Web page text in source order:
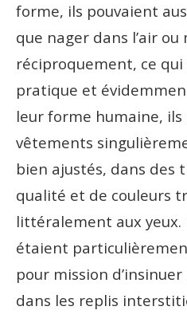
forme, ils pouvaient
que nager dans l’air ou
réciproquement, ce
pratique et
leur forme humaine,
vêtements
bien ajustés, dans des
qualité et de couleurs
littéralement aux yeux.
étaient
pour mission
dans les replis